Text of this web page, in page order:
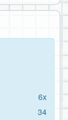
6x
34